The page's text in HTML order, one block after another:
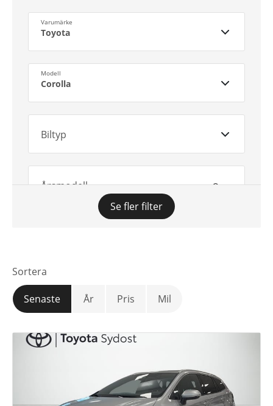
Varumärke
Toyota
Modell
Corolla
Biltyp
Årsmodell
Mätarställning
Pris
Se fler filter
Sortera
Senaste År Pris Mil